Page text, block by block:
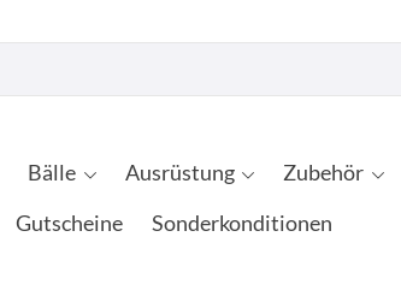
Bälle Ausrüstung Zubehör
Gutscheine Sonderkonditionen